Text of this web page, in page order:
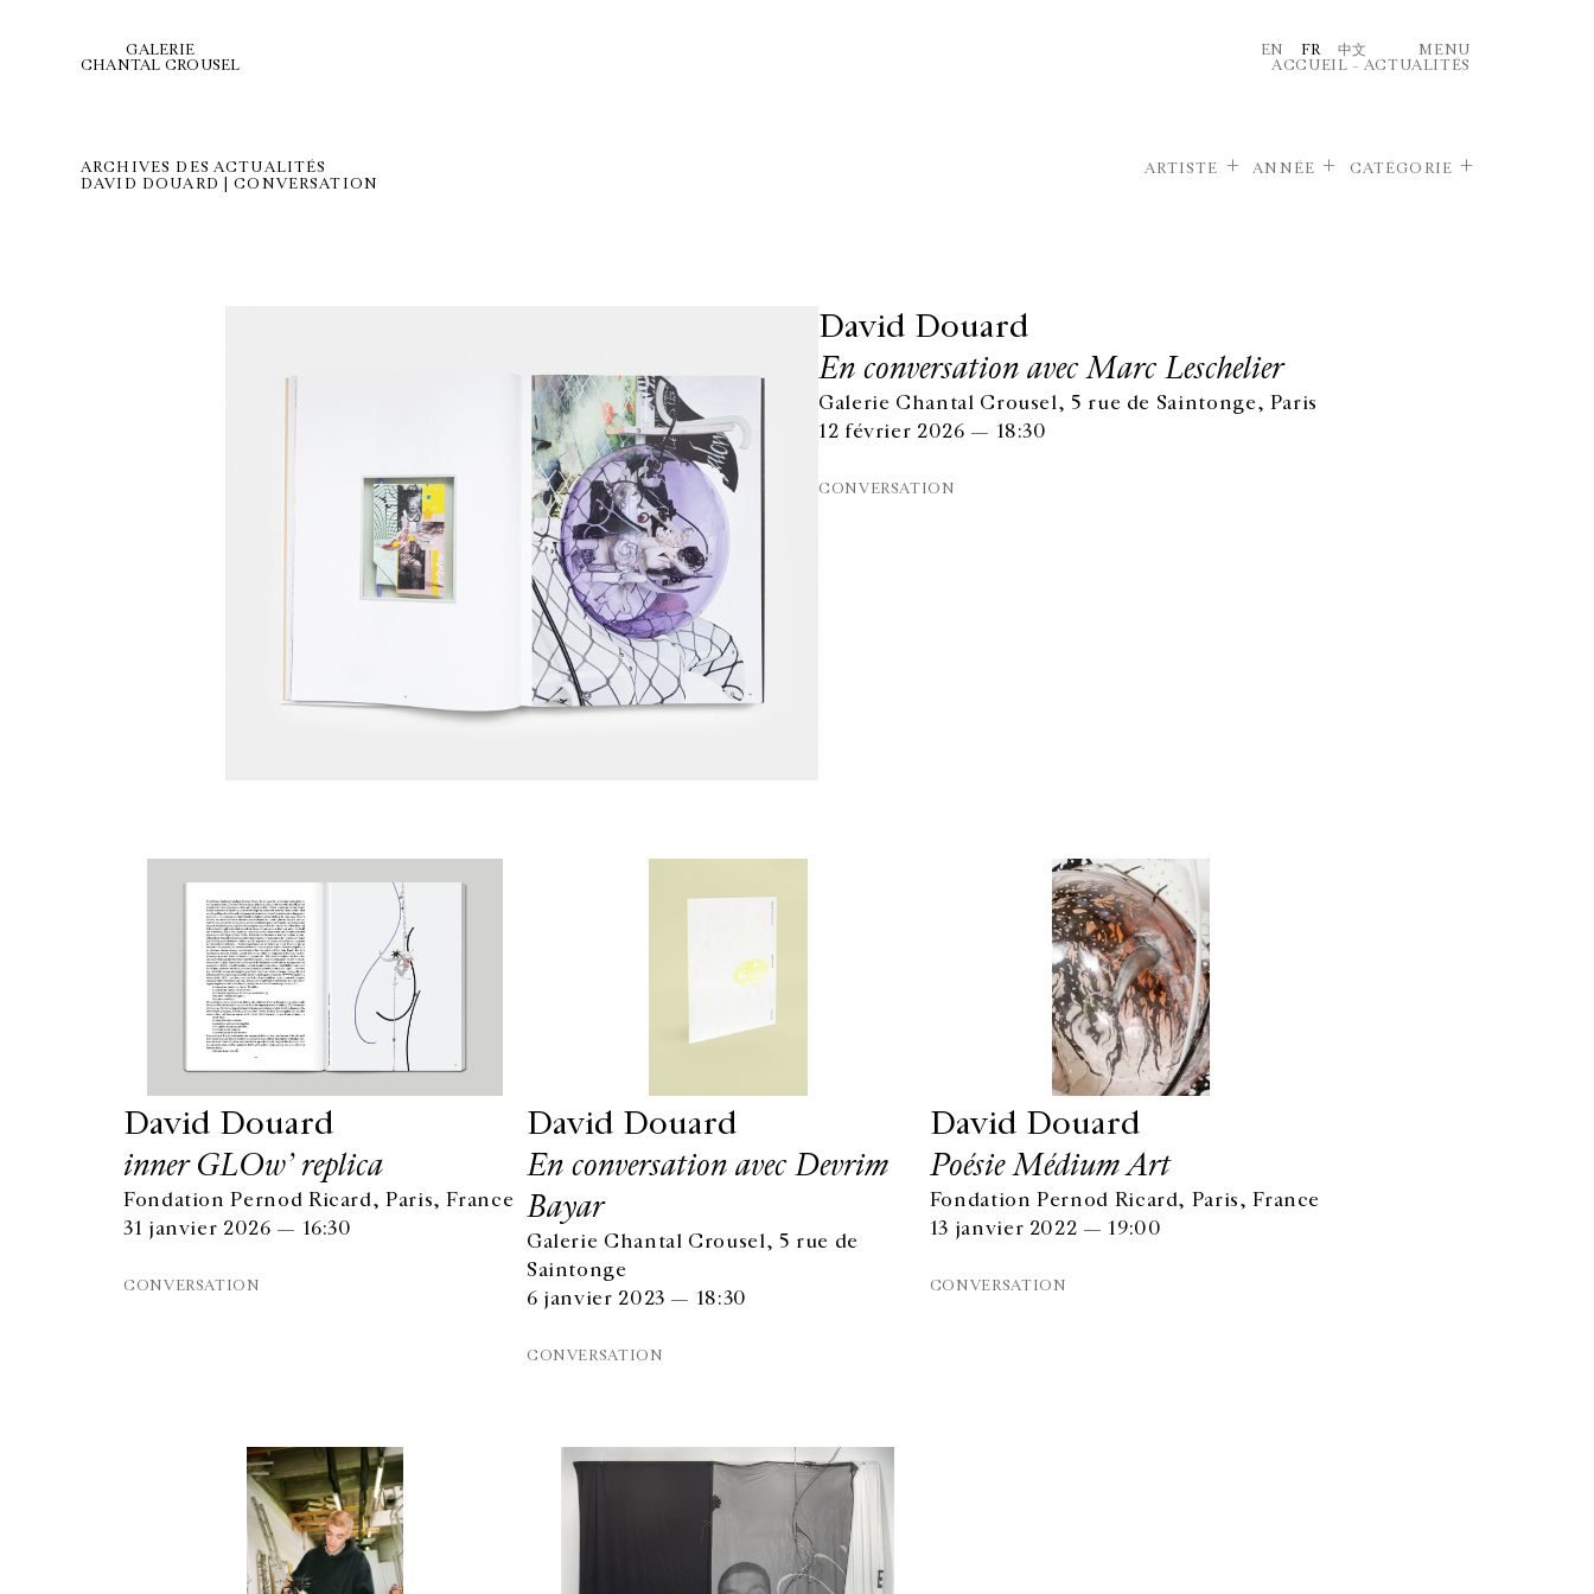
GALERIE
CHANTAL CROUSEL
EN FR 中文
MENU
ACCUEIL – ACTUALITÉS
ARCHIVES DES ACTUALITÉS
DAVID DOUARD | CONVERSATION
ARTISTE ANNÉE CATÉGORIE
David Douard
En conversation avec Marc Leschelier
Galerie Chantal Crousel, 5 rue de Saintonge, Paris
12 février 2026 — 18:30
CONVERSATION
David Douard
inner GLOw’ replica
Fondation Pernod Ricard, Paris, France
31 janvier 2026 — 16:30
CONVERSATION
David Douard
En conversation avec Devrim
Bayar
Galerie Chantal Crousel, 5 rue de
Saintonge
6 janvier 2023 — 18:30
CONVERSATION
David Douard
Poésie Médium Art
Fondation Pernod Ricard, Paris, France
13 janvier 2022 — 19:00
CONVERSATION